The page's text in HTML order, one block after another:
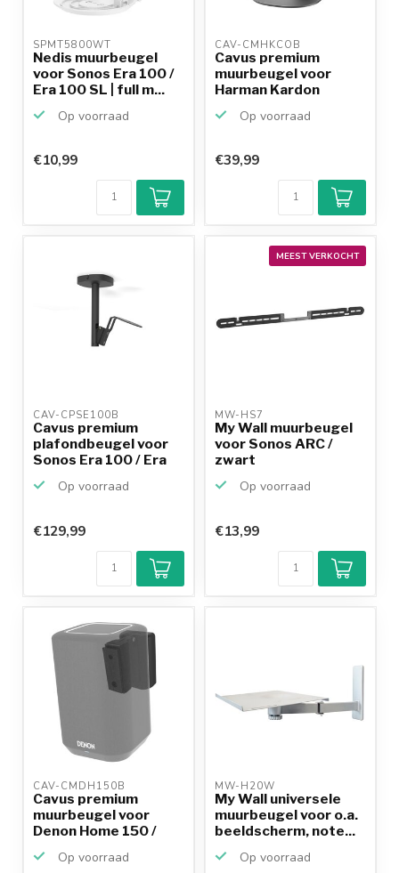
SPMT5800WT
Nedis muurbeugel
voor Sonos Era 100 /
Era 100 SL | full m...
Op voorraad
€10,99
CAV-CMHKCOB
Cavus premium
muurbeugel voor
Harman Kardon
Op voorraad
Klantenbeoordeling
9,2/10
Achteraf
betalen mogelijk
productkennis
€39,99
CAV-CPSE100B
Cavus premium
plafondbeugel voor
Sonos Era 100 / Era
Op voorraad
€129,99
MEEST VERKOCHT
MW-HS7
My Wall muurbeugel
voor Sonos ARC /
zwart
Op voorraad
€13,99
CAV-CMDH150B
Cavus premium
muurbeugel voor
Denon Home 150 /
Op voorraad
MW-H20W
My Wall universele
muurbeugel voor o.a.
beeldscherm, note...
Op voorraad